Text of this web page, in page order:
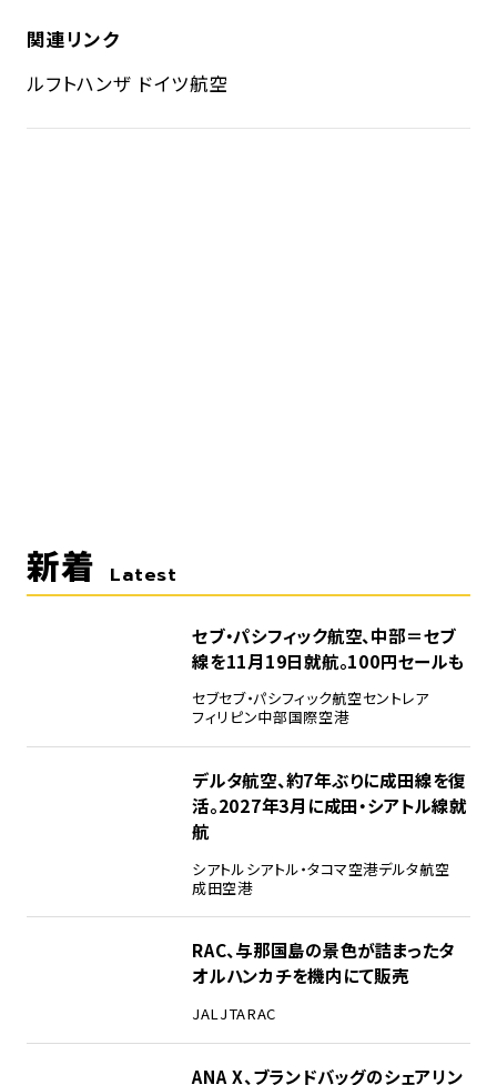
関連リンク
ルフトハンザ ドイツ航空
新着 Latest
セブ・パシフィック航空、中部＝セブ
線を11月19日就航。100円セールも
セブセブ・パシフィック航空セントレア
フィリピン中部国際空港
デルタ航空、約7年ぶりに成田線を復
活。2027年3月に成田・シアトル線就
航
シアトルシアトル・タコマ空港デルタ航空
成田空港
RAC、与那国島の景色が詰まったタ
オルハンカチを機内にて販売
JAL JTARAC
ANA X、ブランドバッグのシェアリン